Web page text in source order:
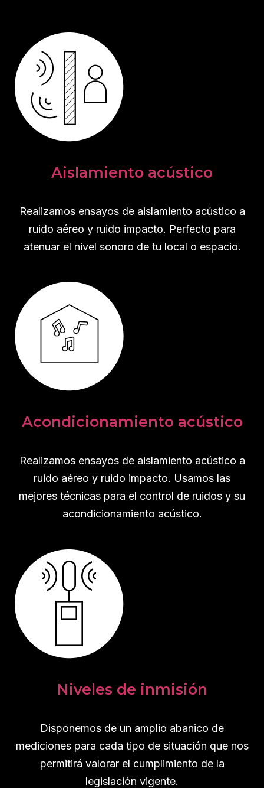
Aislamiento acústico
Realizamos ensayos de aislamiento acústico a
ruido aéreo y ruido impacto. Perfecto para
atenuar el nivel sonoro de tu local o espacio.
Acondicionamiento acústico
Realizamos ensayos de aislamiento acústico a
ruido aéreo y ruido impacto. Usamos las
mejores técnicas para el control de ruidos y su
acondicionamiento acústico.
Niveles de inmisión
Disponemos de un amplio abanico de
mediciones para cada tipo de situación que nos
permitirá valorar el cumplimiento de la
legislación vigente.